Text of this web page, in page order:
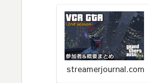
streamerjournal.com